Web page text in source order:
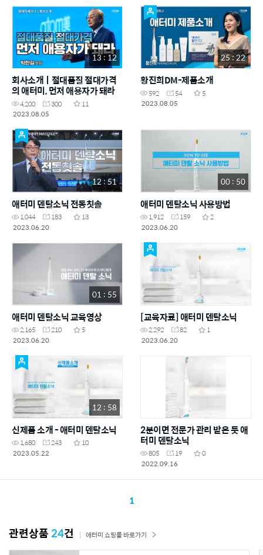
13 : 12
회사소개ㅣ절대품질 절대가격
의 애터미, 먼저 애용자가 돼라
4,200 300
11
2023.08.05
25 : 22
황진희DM-제품소개
592 54
5
2023.08.05
12 : 51
애터미 덴탈소닉 전동칫솔
1,044 183
13
2023.06.20
00 : 50
애터미 덴탈소닉 사용방법
1,912 159
2
2023.06.20
01 : 55
애터미 덴탈소닉 교육영상
2,165 210
5
2023.06.20
[교육자료] 애터미 덴탈소닉
2,292 82
1
2023.06.20
12 : 58
신제품 소개 - 애터미 덴탈소닉
1,680 243
10
2023.05.22
2분이면 전문가 관리 받은 듯 애
터미 덴탈소닉
805 19
0
2022.09.16
1
관련상품24건 애터미 쇼핑몰 바로가기